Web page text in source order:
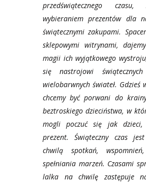
przedświątecznego czasu,
wybieraniem prezentów dla
świątecznymi zakupami.
sklepowymi witrynami,
magii ich wyjątkowego
się nastrojowi
wielobarwnych świateł. Gdzieś
chcemy być porwani do
beztroskiego dzieciństwa, w
mogli poczuć się jak dzieci,
prezent.Świąteczny czas
chwilą spotkań,
spełniania marzeń. Czasami
lalka na chwilę zastępuje